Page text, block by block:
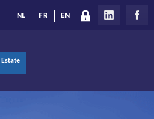
NL FR EN
Estate